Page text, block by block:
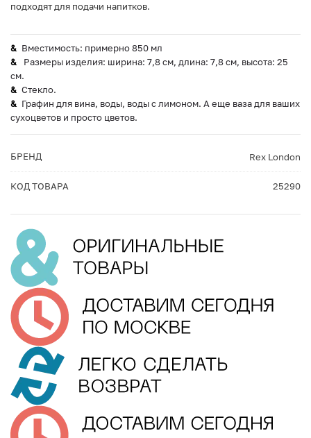
подходят для подачи напитков.
Вместимость: примерно 850 мл
Размеры изделия: ширина: 7,8 см, длина: 7,8 см, высота: 25
см.
Стекло.
Графин для вина, воды, воды с лимоном. А еще ваза для ваших
сухоцветов и просто цветов.
БРЕНД Rex London
КОД ТОВАРА 25290